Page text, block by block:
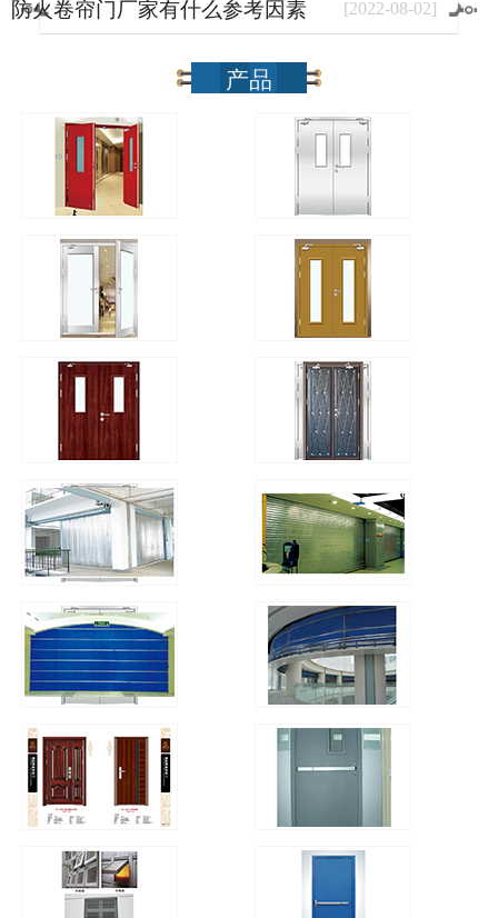
防火卷帘门厂家有什么参考因素 [2022-08-02]
产品